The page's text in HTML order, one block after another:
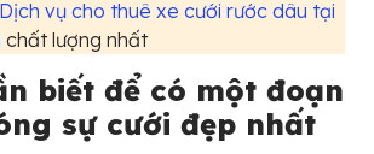
Dịch vụ cho thuê xe cưới rước dâu tại
chất lượng nhất
biết để có một đoạn
sự cưới đẹp nhất